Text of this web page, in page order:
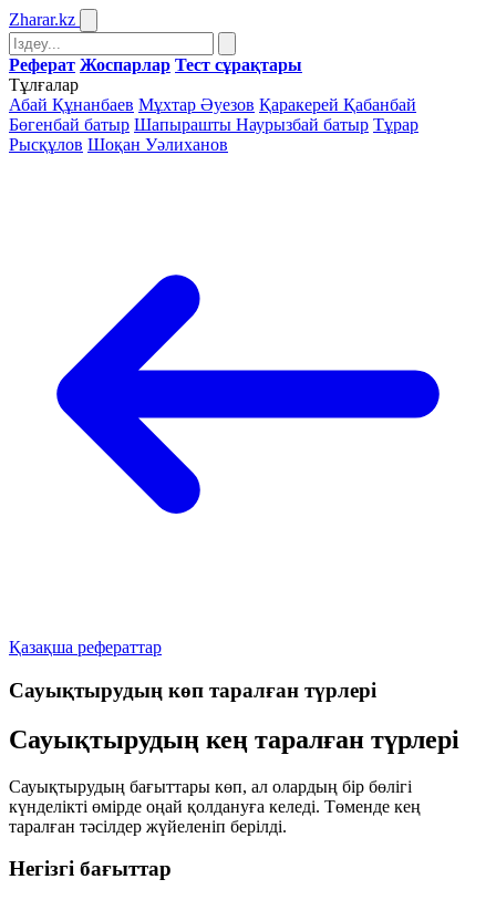
Zharar.kz
Реферат Жоспарлар Тест сұрақтары
Тұлғалар
Абай Құнанбаев Мұхтар Әуезов Қаракерей Қабанбай
Бөгенбай батыр Шапырашты Наурызбай батыр Тұрар
Рысқұлов Шоқан Уәлиханов
Қазақша рефераттар
Сауықтырудың көп таралған түрлері
Сауықтырудың кең таралған түрлері
Сауықтырудың бағыттары көп, ал олардың бір бөлігі
күнделікті өмірде оңай қолдануға келеді. Төменде кең
таралған тәсілдер жүйеленіп берілді.
Негізгі бағыттар